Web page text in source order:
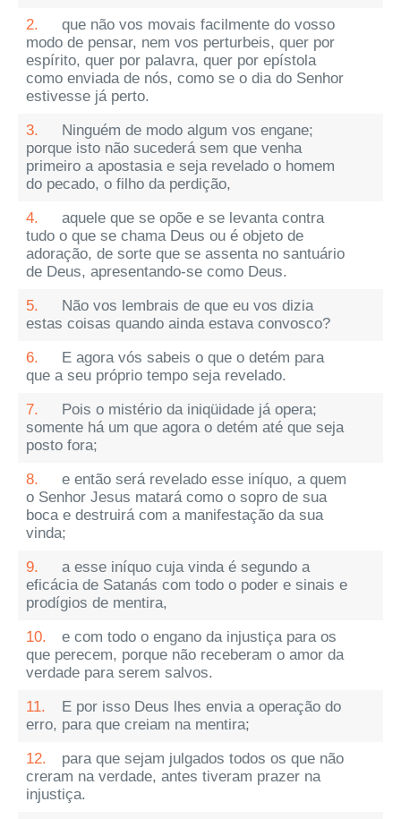
2.
que não vos movais facilmente do vosso
modo de pensar, nem vos perturbeis, quer por
espírito, quer por palavra, quer por epístola
como enviada de nós, como se o dia do Senhor
estivesse já perto.
3.
Ninguém de modo algum vos engane;
porque isto não sucederá sem que venha
primeiro a apostasia e seja revelado o homem
do pecado, o filho da perdição,
4.
aquele que se opõe e se levanta contra
tudo o que se chama Deus ou é objeto de
adoração, de sorte que se assenta no santuário
de Deus, apresentando-se como Deus.
5.
Não vos lembrais de que eu vos dizia
estas coisas quando ainda estava convosco?
6.
E agora vós sabeis o que o detém para
que a seu próprio tempo seja revelado.
7.
Pois o mistério da iniqüidade já opera;
somente há um que agora o detém até que seja
posto fora;
8.
e então será revelado esse iníquo, a quem
o Senhor Jesus matará como o sopro de sua
boca e destruirá com a manifestação da sua
vinda;
9.
a esse iníquo cuja vinda é segundo a
eficácia de Satanás com todo o poder e sinais e
prodígios de mentira,
10.
e com todo o engano da injustiça para os
que perecem, porque não receberam o amor da
verdade para serem salvos.
11.
E por isso Deus lhes envia a operação do
erro, para que creiam na mentira;
12.
para que sejam julgados todos os que não
creram na verdade, antes tiveram prazer na
injustiça.